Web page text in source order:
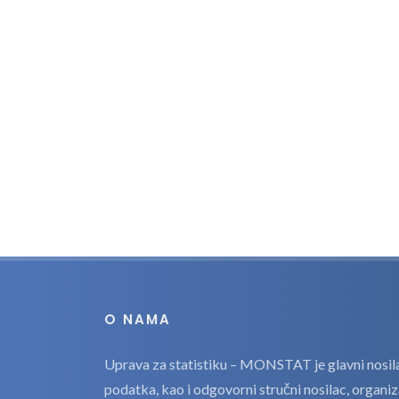
O NAMA
Uprava za statistiku – MONSTAT je glavni
podatka, kao i odgovorni stručni nosilac,